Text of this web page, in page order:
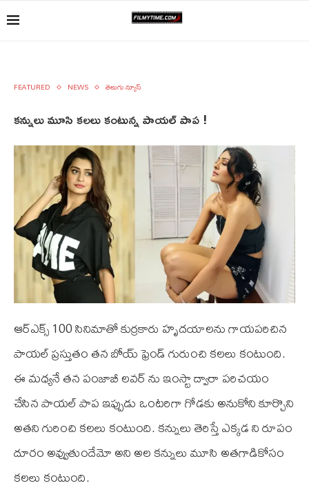
FEATURED NEWS తెలుగు న్యూస్
కన్నులు మూసి కలలు కంటున్న పాయల్ పాప !
ఆర్‌ఎక్స్ 100 సినిమాతో కుర్రకారు హృదయాలను గాయపరిచిన
పాయల్ ప్రస్తుతం తన బోయ్ ఫ్రెండ్ గురుంచి కలలు కంటుంది.
ఈ మధ్యనే తన పంజాబీ లవర్ ను ఇంస్టా ద్వారా పరిచయం
చేసిన పాయల్ పాప ఇప్పుడు ఒంటరిగా గోడకు అనుకోని కూర్చొని
అతని గురించి కలలు కంటుంది. కన్నులు తెరిస్తే ఎక్కడ ని రూపం
దూరం అవ్వుతుందేమో అని అల కన్నులు మూసి అతగాడికోసం
కలలు కంటుంది.